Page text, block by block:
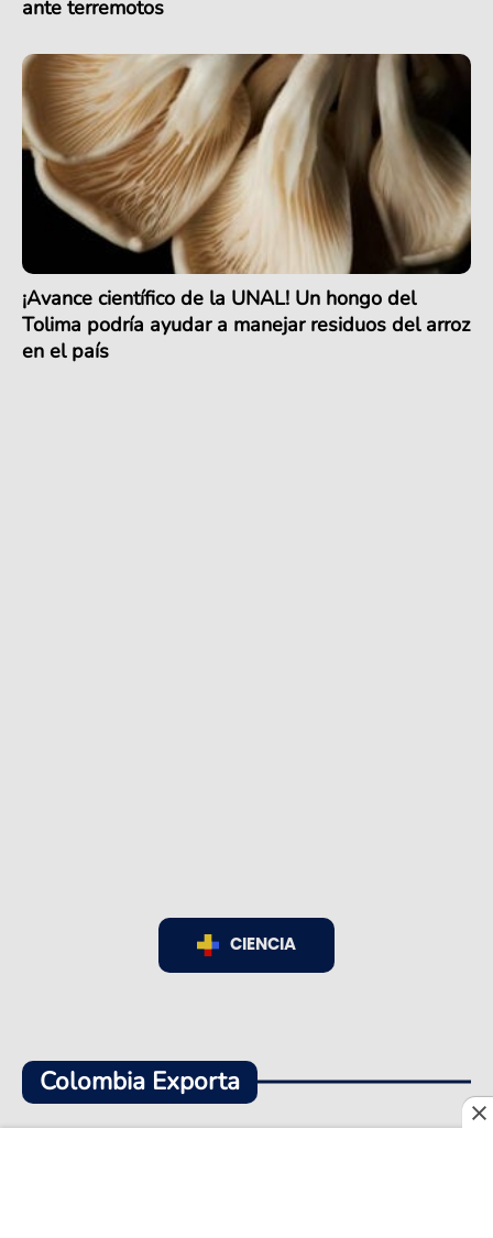
ante terremotos
¡Avance científico de la UNAL! Un hongo del
Tolima podría ayudar a manejar residuos del arroz
en el país
CIENCIA
Colombia Exporta